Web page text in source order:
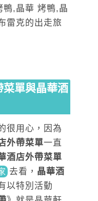
菜單與晶華酒
很用心，因為
外帶菜單一直
酒店外帶菜單
去看， 晶華酒
以特別活動